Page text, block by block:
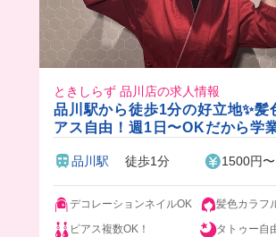
ときしらず 品川店の求人情報
品川駅から徒歩1分の好立地✨髪
アス自由！週1日〜OKだから学
もあります♪
品川駅 徒歩1分 1500円〜
デコレーションネイルOK
髪色カラフ
ピアス複数OK！
タトゥー自